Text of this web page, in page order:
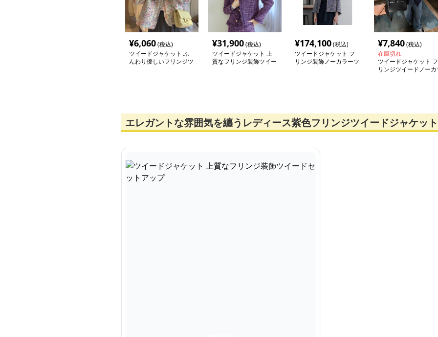
¥6,060(税込)
ツイードジャケット ふ
んわり優しいフリンジツ
¥31,900(税込)
ツイードジャケット 上
質なフリンジ装飾ツイー
¥174,100(税込)
ツイードジャケット フ
リンジ装飾ノーカラーツ
¥7,840(税込)
在庫切れ
ツイードジャケット フ
リンジツイードノーカ
エレガントな雰囲気を纏うレディース紫色フリンジツイードジャケット